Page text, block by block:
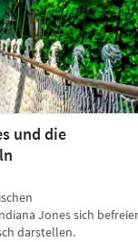
und die
Jones sich
darstellen.